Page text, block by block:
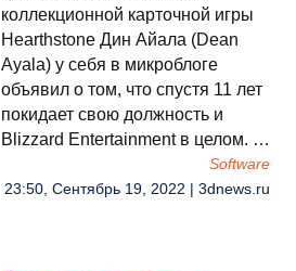
коллекционной карточной игры
Hearthstone Дин Айала (Dean
Ayala) у себя в микроблоге
объявил о том, что спустя 11 лет
покидает свою должность и
Blizzard Entertainment в целом. …
Software
23:50, Сентябрь 19, 2022 | 3dnews.ru